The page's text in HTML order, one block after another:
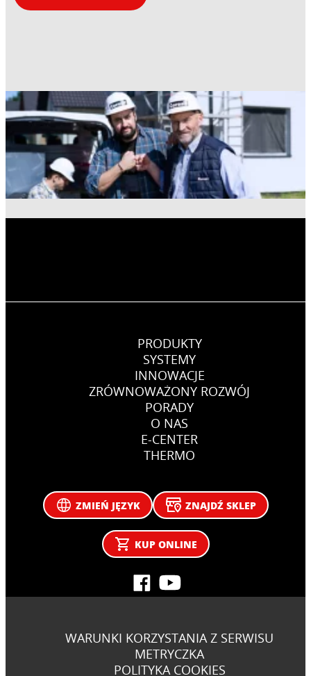
PRODUKTY
SYSTEMY
INNOWACJE
ZRÓWNOWAŻONY ROZWÓJ
PORADY
O NAS
E-CENTER
THERMO
ZMIEŃ JĘZYK ZNAJDŹ SKLEP
KUP ONLINE
WARUNKI KORZYSTANIA Z SERWISU
METRYCZKA
POLITYKA COOKIES